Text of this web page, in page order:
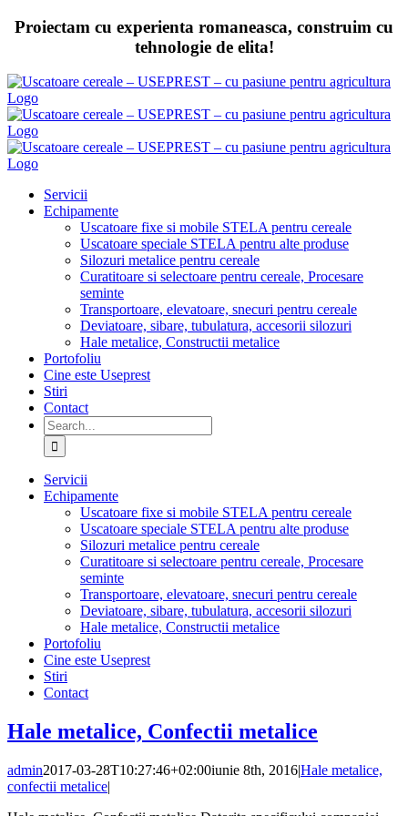
Skip
Proiectam cu experienta romaneasca, construim cu
tehnologie de elita!
Servicii
Echipamente
Uscatoare fixe si mobile STELA pentru cereale
Uscatoare speciale STELA pentru alte produse
Silozuri metalice pentru cereale
Curatitoare si selectoare pentru cereale, Procesare
seminte
Transportoare, elevatoare, snecuri pentru cereale
Deviatoare, sibare, tubulatura, accesorii silozuri
Hale metalice, Constructii metalice
Portofoliu
Cine este Useprest
Stiri
Contact
Search
for:
Servicii
Echipamente
Uscatoare fixe si mobile STELA pentru cereale
Uscatoare speciale STELA pentru alte produse
Silozuri metalice pentru cereale
Curatitoare si selectoare pentru cereale, Procesare
seminte
Transportoare, elevatoare, snecuri pentru cereale
Deviatoare, sibare, tubulatura, accesorii silozuri
Hale metalice, Constructii metalice
Portofoliu
Cine este Useprest
Stiri
Contact
Hale metalice, Confectii metalice
admin2017-03-28T10:27:46+02:00iunie 8th, 2016|Hale metalice,
confectii metalice|